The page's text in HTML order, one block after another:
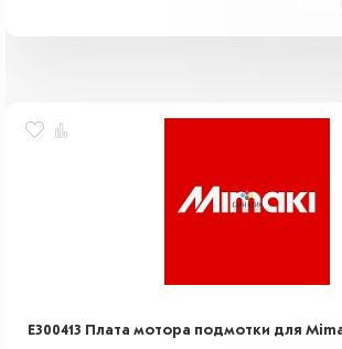
E300413 Плата мотора подмотки для